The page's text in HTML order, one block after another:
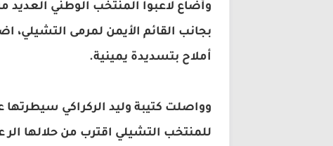
وأضاع لاعبوا المنتخب الوطني العديد
بجانب القائم الأيمن لمرمى
أملاح بتسديدة يمينية.
وواصلت كتيبة وليد الركراكي سيطرتها
للمنتخب التشيلي اقترب من حلالها